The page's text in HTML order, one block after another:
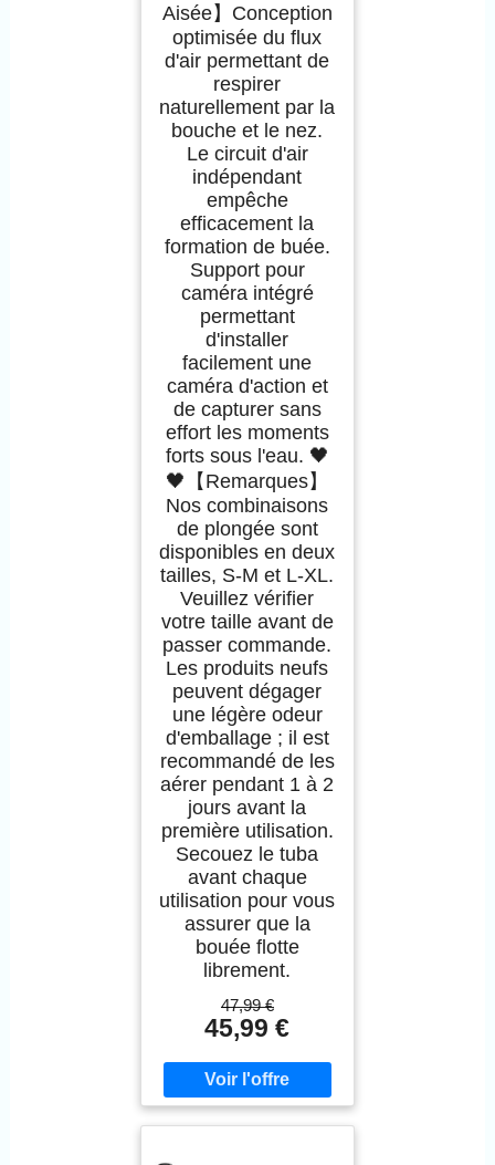
Aisée】Conception
optimisée du flux
d'air permettant de
respirer
naturellement par la
bouche et le nez.
Le circuit d'air
indépendant
empêche
efficacement la
formation de buée.
Support pour
caméra intégré
permettant
d'installer
facilement une
caméra d'action et
de capturer sans
effort les moments
forts sous l'eau. 🖤
🖤【Remarques】
Nos combinaisons
de plongée sont
disponibles en deux
tailles, S-M et L-XL.
Veuillez vérifier
votre taille avant de
passer commande.
Les produits neufs
peuvent dégager
une légère odeur
d'emballage ; il est
recommandé de les
aérer pendant 1 à 2
jours avant la
première utilisation.
Secouez le tuba
avant chaque
utilisation pour vous
assurer que la
bouée flotte
librement.
47,99 €
45,99 €